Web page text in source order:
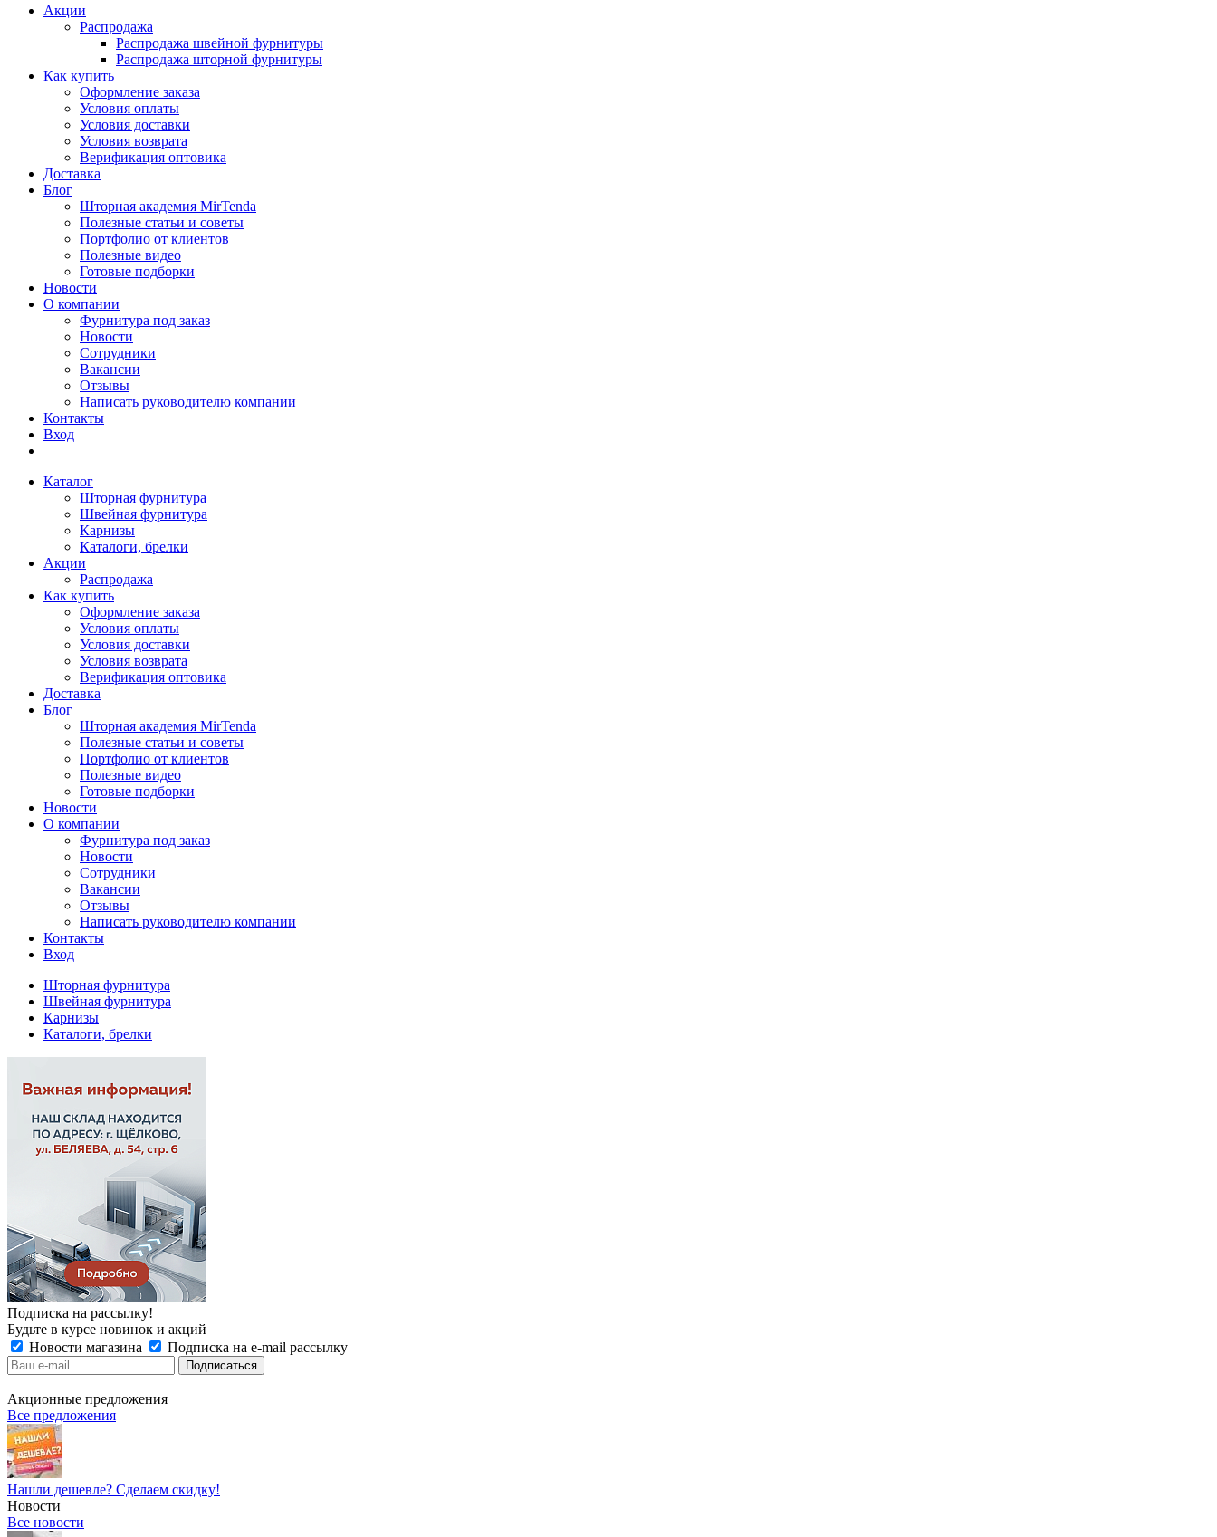
Акции
Распродажа
Распродажа швейной фурнитуры
Распродажа шторной фурнитуры
Как купить
Оформление заказа
Условия оплаты
Условия доставки
Условия возврата
Верификация оптовика
Доставка
Блог
Шторная академия MirTenda
Полезные статьи и советы
Портфолио от клиентов
Полезные видео
Готовые подборки
Новости
О компании
Фурнитура под заказ
Новости
Сотрудники
Вакансии
Отзывы
Написать руководителю компании
Контакты
Вход
Каталог
Шторная фурнитура
Швейная фурнитура
Карнизы
Каталоги, брелки
Акции
Распродажа
Как купить
Оформление заказа
Условия оплаты
Условия доставки
Условия возврата
Верификация оптовика
Доставка
Блог
Шторная академия MirTenda
Полезные статьи и советы
Портфолио от клиентов
Полезные видео
Готовые подборки
Новости
О компании
Фурнитура под заказ
Новости
Сотрудники
Вакансии
Отзывы
Написать руководителю компании
Контакты
Вход
Шторная фурнитура
Швейная фурнитура
Карнизы
Каталоги, брелки
Подписка на рассылку!
Будьте в курсе новинок и акций
Новости магазина
Подписка на e-mail рассылку
Акционные предложения
Все предложения
Нашли дешевле? Сделаем скидку!
Новости
Все новости